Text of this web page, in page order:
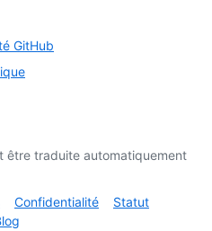
GitHub
être traduite automatiquement
Confidentialité
Statut